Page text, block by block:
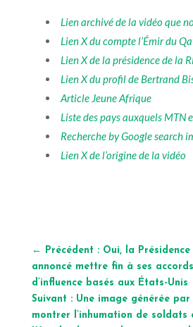
Lien archivé de la vidéo que
Lien X du compte l’Émir du
Lien X de la présidence de la
Lien X du profil de Bertrand
Article Jeune Afrique
Liste des pays auxquels MTN
Recherche by Google search
Lien X de l’origine de la vidéo
← Précédent : Oui, la
annoncé mettre fin à ses
d’influence basés aux États-Unis
Suivant : Une image générée par
montrer l’inhumation de soldats